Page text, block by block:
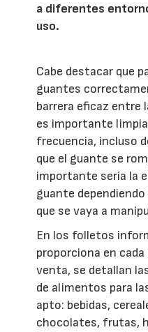
a diferentes
uso.
Cabe destacar que
guantes
barrera eficaz entre
es importante
frecuencia, incluso
que el guante se
importante sería la
guante
que se vaya a
En los folletos
proporciona en
venta, se detallan
de alimentos para
apto: bebidas,
chocolates, frutas,